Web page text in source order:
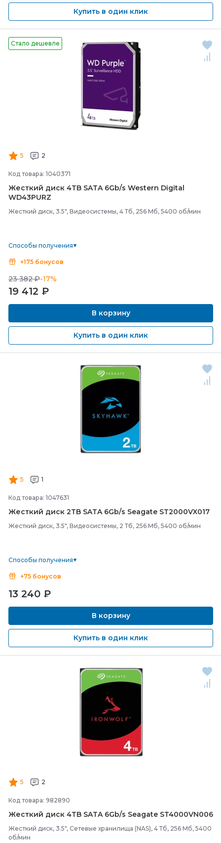
Купить в один клик
Стало дешевле
5 2
Код товара: 1040371
Жесткий диск 4TB SATA 6Gb/s Western Digital
WD43PURZ
Жесткий диск, 3.5", Видеосистемы, 4 Тб, 256 Мб, 5400 об/мин
Способы получения
+175 бонусов
23 382 ₽-17%
19 412 ₽
В корзину
Купить в один клик
5 1
Код товара: 1047631
Жесткий диск 2TB SATA 6Gb/s Seagate ST2000VX017
Жесткий диск, 3.5", Видеосистемы, 2 Тб, 256 Мб, 5400 об/мин
Способы получения
+75 бонусов
13 240 ₽
В корзину
Купить в один клик
5 2
Код товара: 982890
Жесткий диск 4TB SATA 6Gb/s Seagate ST4000VN006
Жесткий диск, 3.5", Сетевые хранилища (NAS), 4 Тб, 256 Мб, 5400
об/мин